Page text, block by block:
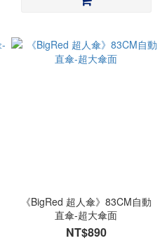
《BigRed 超人傘》83CM自動
直傘-超大傘面
NT$890